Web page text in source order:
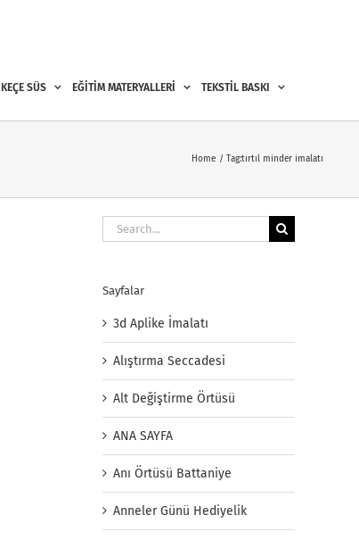
KEÇE SÜS EĞİTİM MATERYALLERİ
TEKSTİL BASKI
Home Tag:tırtıl minder imalatı
Search
for:
Sayfalar
3d Aplike İmalatı
Alıştırma Seccadesi
Alt Değiştirme Örtüsü
ANA SAYFA
Anı Örtüsü Battaniye
Anneler Günü Hediyelik